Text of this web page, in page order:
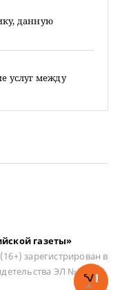
данную
услуг между
газеты»
зарегистрирован в
ЭЛ № ФС 77